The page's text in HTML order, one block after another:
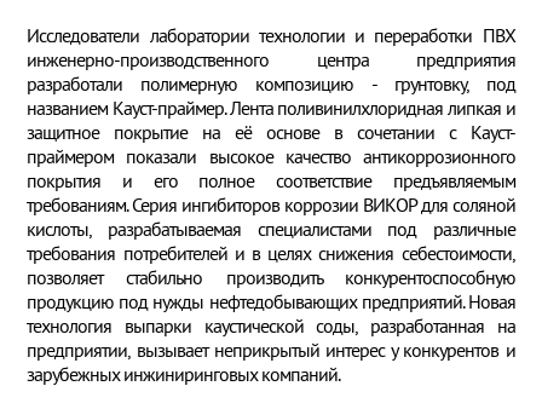
Исследователи лаборатории технологии и переработки ПВХ
инженерно-производственного центра предприятия
разработали полимерную композицию - грунтовку, под
названием Кауст-праймер. Лента поливинилхлоридная липкая и
защитное покрытие на её основе в сочетании с Кауст-
праймером показали высокое качество антикоррозионного
покрытия и его полное соответствие предъявляемым
требованиям. Серия ингибиторов коррозии ВИКОР для соляной
кислоты, разрабатываемая специалистами под различные
требования потребителей и в целях снижения себестоимости,
позволяет стабильно производить конкурентоспособную
продукцию под нужды нефтедобывающих предприятий. Новая
технология выпарки каустической соды, разработанная на
предприятии, вызывает неприкрытый интерес у конкурентов и
зарубежных инжиниринговых компаний.